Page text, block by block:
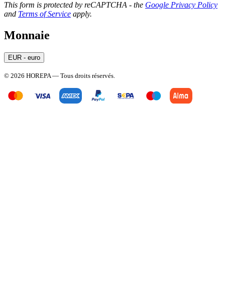
This form is protected by reCAPTCHA - the Google Privacy Policy
and Terms of Service apply.
Monnaie
EUR - euro
© 2026 HOREPA — Tous droits réservés.